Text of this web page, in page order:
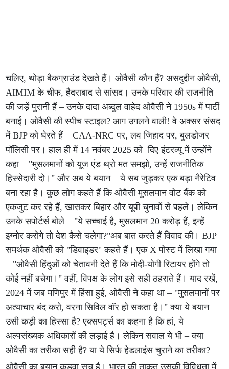
चलिए, थोड़ा बैकग्राउंड देखते हैं। ओवैसी कौन हैं? असदुद्दीन ओवैसी,
AIMIM के चीफ, हैदराबाद से सांसद। उनके परिवार की राजनीति
की जड़ें पुरानी हैं – उनके दादा अब्दुल वाहेद ओवैसी ने 1950s में पार्टी
बनाई। ओवैसी की स्पीच स्टाइल? आग उगलने वाली! वे अक्सर संसद
में BJP को घेरते हैं – CAA-NRC पर, लव जिहाद पर, बुलडोजर
पॉलिसी पर। हाल ही में 14 नवंबर 2025 को दिए इंटरव्यू में उन्होंने
कहा – "मुसलमानों को यूज एंड थ्रो मत समझो, उन्हें राजनीतिक
हिस्सेदारी दो।" और अब ये बयान – ये सब जुड़कर एक बड़ा नैरेटिव
बना रहा है। कुछ लोग कहते हैं कि ओवैसी मुसलमान वोट बैंक को
एकजुट कर रहे हैं, खासकर बिहार और यूपी चुनावों से पहले। लेकिन
उनके सपोर्टर्स बोले – "ये सच्चाई है, मुसलमान 20 करोड़ हैं, इन्हें
इग्नोर करोगे तो देश कैसे चलेगा?"अब बात करते हैं विवाद की। BJP
समर्थक ओवैसी को "डिवाइडर" कहते हैं। एक X पोस्ट में लिखा गया
– "ओवैसी हिंदुओं को चेतावनी देते हैं कि मोदी-योगी रिटायर होंगे तो
कोई नहीं बचेगा।" वहीं, विपक्ष के लोग इसे सही ठहराते हैं। याद रखें,
2024 में जब मणिपुर में हिंसा हुई, ओवैसी ने कहा था – "मुसलमानों पर
अत्याचार बंद करो, वरना सिविल वॉर हो सकता है।" क्या ये बयान
उसी कड़ी का हिस्सा है? एक्सपर्ट्स का कहना है कि हां, ये
अल्पसंख्यक अधिकारों की लड़ाई है। लेकिन सवाल ये भी – क्या
ओवैसी का तरीका सही है? या ये सिर्फ हेडलाइंस चुराने का तरीका?